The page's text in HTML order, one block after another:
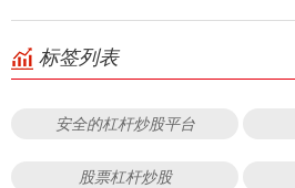
标签列表
安全的杠杆炒股平台
股票杠杆炒股